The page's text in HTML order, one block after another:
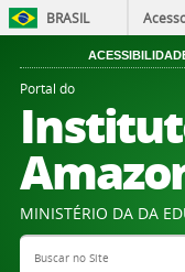
BRASIL
Portal do
MINISTÉRIO DA DA
Search Site